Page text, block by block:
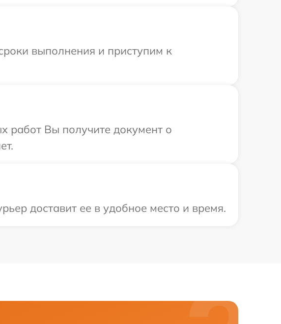
выполнения и приступим к
работ Вы получите документ о
доставит ее в удобное место и время.